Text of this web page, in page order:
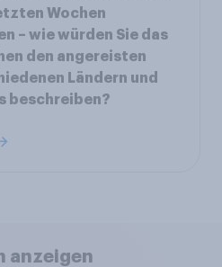
Wochen
– wie würden Sie das
den angereisten
Ländern und
beschreiben?
anzeigen